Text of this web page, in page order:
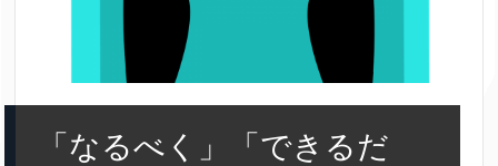
「なるべく」「できるだ